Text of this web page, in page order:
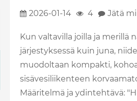
2026-01-14 4 Jätä
Kun valtavilla joilla ja merillä
järjestyksessä kuin juna,
muodoltaan kompakti,
sisävesiliikenteen
Määritelmä ja ydintehtävä: